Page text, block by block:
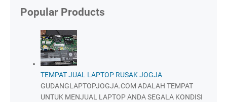
Popular Products
TEMPAT JUAL LAPTOP RUSAK JOGJA
GUDANGLAPTOPJOGJA.COM ADALAH TEMPAT
UNTUK MENJUAL LAPTOP ANDA SEGALA KONDISI